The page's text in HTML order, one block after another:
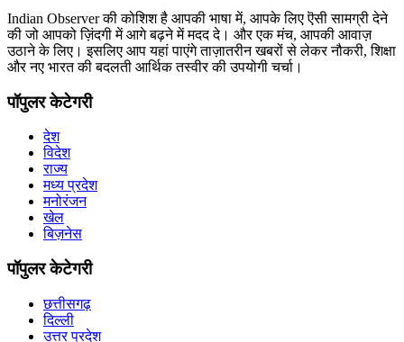
Indian Observer की कोशिश है आपकी भाषा में, आपके लिए ऎसी सामग्री देने
की जो आपको ज़िंदगी में आगे बढ़ने में मदद दे। और एक मंच, आपकी आवाज़
उठाने के लिए। इसलिए आप यहां पाएंगे ताज़ातरीन खबरों से लेकर नौकरी, शिक्षा
और नए भारत की बदलती आर्थिक तस्वीर की उपयोगी चर्चा।
पॉपुलर केटेगरी
देश
विदेश
राज्य
मध्य प्रदेश
मनोरंजन
खेल
बिज़नेस
पॉपुलर केटेगरी
छत्तीसगढ़
दिल्ली
उत्तर प्रदेश